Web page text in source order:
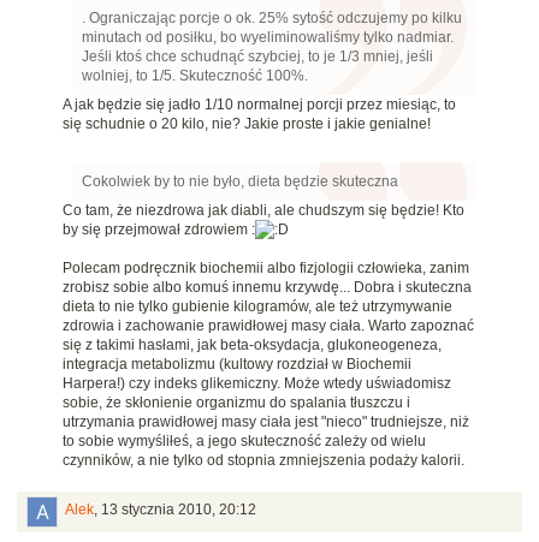
. Ograniczając porcje o ok. 25% sytość odczujemy po kilku
minutach od posiłku, bo wyeliminowaliśmy tylko nadmiar.
Jeśli ktoś chce schudnąć szybciej, to je 1/3 mniej, jeśli
wolniej, to 1/5. Skuteczność 100%.
A jak będzie się jadło 1/10 normalnej porcji przez miesiąc, to
się schudnie o 20 kilo, nie? Jakie proste i jakie genialne!
Cokolwiek by to nie było, dieta będzie skuteczna
Co tam, że niezdrowa jak diabli, ale chudszym się będzie! Kto
by się przejmował zdrowiem :
Polecam podręcznik biochemii albo fizjologii człowieka, zanim
zrobisz sobie albo komuś innemu krzywdę... Dobra i skuteczna
dieta to nie tylko gubienie kilogramów, ale też utrzymywanie
zdrowia i zachowanie prawidłowej masy ciała. Warto zapoznać
się z takimi hasłami, jak beta-oksydacja, glukoneogeneza,
integracja metabolizmu (kultowy rozdział w Biochemii
Harpera!) czy indeks glikemiczny. Może wtedy uświadomisz
sobie, że skłonienie organizmu do spalania tłuszczu i
utrzymania prawidłowej masy ciała jest "nieco" trudniejsze, niż
to sobie wymyśliłeś, a jego skuteczność zależy od wielu
czynników, a nie tylko od stopnia zmniejszenia podaży kalorii.
Alek, 13 stycznia 2010, 20:12